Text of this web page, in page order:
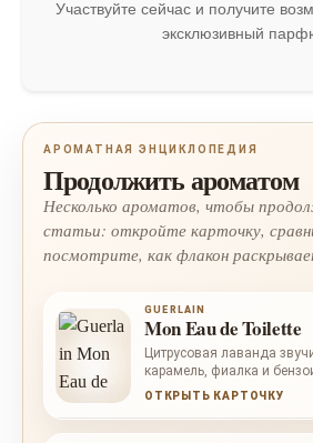
Участвуйте сейчас и получите
эксклюзивный
АРОМАТНАЯ ЭНЦИКЛОПЕДИЯ
Продолжить ароматом
Несколько ароматов, чтобы
статьи: откройте карточку,
посмотрите, как флакон
GUERLAIN
Mon Eau de Toilette
Цитрусовая лаванда
карамель, фиалка и
мягкую пудровую сладость.
ОТКРЫТЬ КАРТОЧКУ